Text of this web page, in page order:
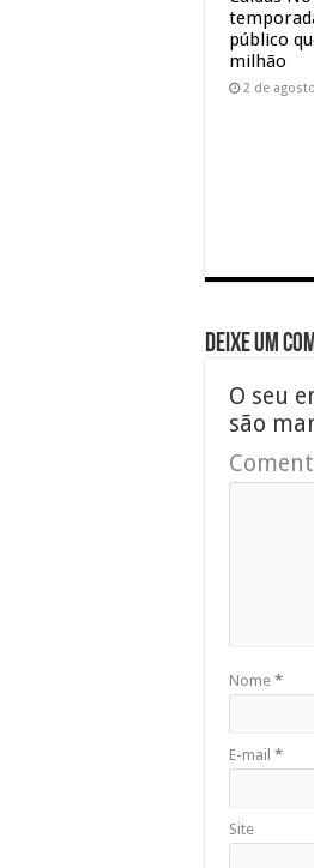
público
milhão
2 de
Deixe um
O seu
são
Nome *
E-mail *
Site